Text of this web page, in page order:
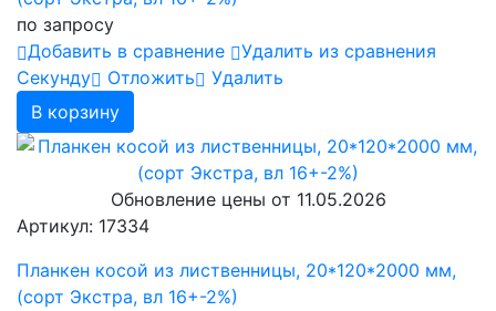
по запросу
Добавить в сравнение
Удалить из сравнения
Cекунду
Отложить
Удалить
В корзину
Обновление цены от 11.05.2026
Артикул: 17334
Планкен косой из лиственницы, 20*120*2000 мм,
(сорт Экстра, вл 16+-2%)